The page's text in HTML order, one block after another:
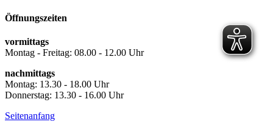
Öffnungszeiten
vormittags
Montag - Freitag: 08.00 - 12.00 Uhr
nachmittags
Montag: 13.30 - 18.00 Uhr
Donnerstag: 13.30 - 16.00 Uhr
Seitenanfang